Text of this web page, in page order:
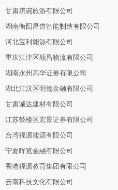
甘肃琪琬旅游有限公司
湖南衡阳昌道智能制造有限公司
河北宝利能源有限公司
重庆江津区顺昌物流有限公司
湖南永州高华证券有限公司
湖北江汉区明德金融有限公司
甘肃诚达建材有限公司
江苏鼓楼区宏景证券有限公司
台湾福源能源有限公司
宁夏晖览金融有限公司
香港福源教育集团有限公司
云南科技文化有限公司